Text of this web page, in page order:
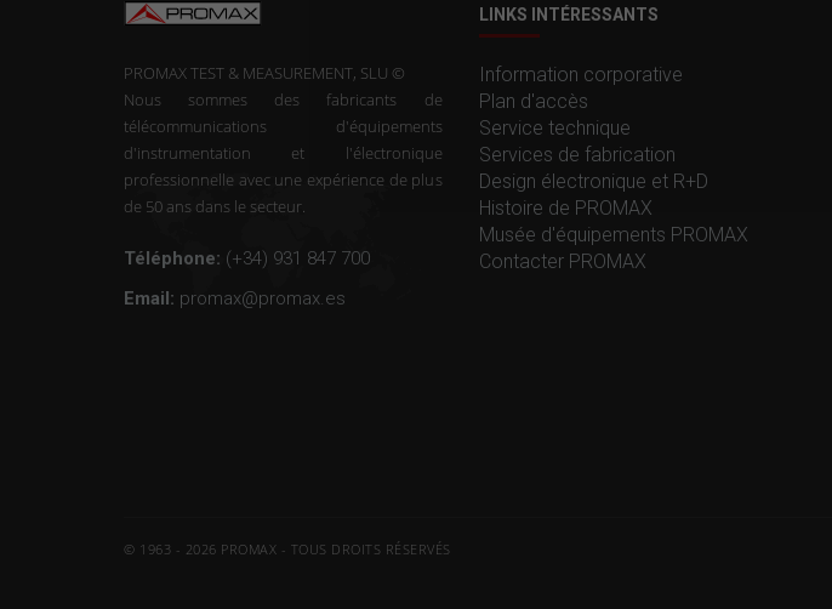
PROMAX TEST & MEASUREMENT, SLU ©
Nous sommes des fabricants de
télécommunications d'équipements
d'instrumentation et l'électronique
professionnelle avec une expérience de plus
de 50 ans dans le secteur.
Téléphone: (+34) 931 847 700
Email: promax@promax.es
LINKS INTÉRESSANTS
Information corporative
Plan d'accès
Service technique
Services de fabrication
Design électronique et R+D
Histoire de PROMAX
Musée d'équipements PROMAX
Contacter PROMAX
© 1963 - 2026 PROMAX - TOUS DROITS RÉSERVÉS